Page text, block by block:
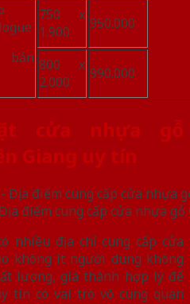
bản
750 x
1.900
950.000
800 x
2.000
990.000
cửa nhựa gỗ
Giang uy tín
điểm cung cấp cửa nhựa
nhiều địa chỉ cung cấp cửa
không ít người dùng không
lượng, giá thành hợp lý để
tín có vai trò vô cùng quan